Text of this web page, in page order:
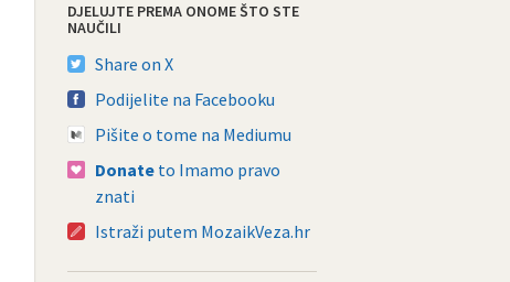
DJELUJTE PREMA ONOME ŠTO STE
NAUČILI
Share on X
Podijelite na Facebooku
Pišite o tome na Mediumu
Donate to Imamo pravo
znati
Istraži putem MozaikVeza.hr